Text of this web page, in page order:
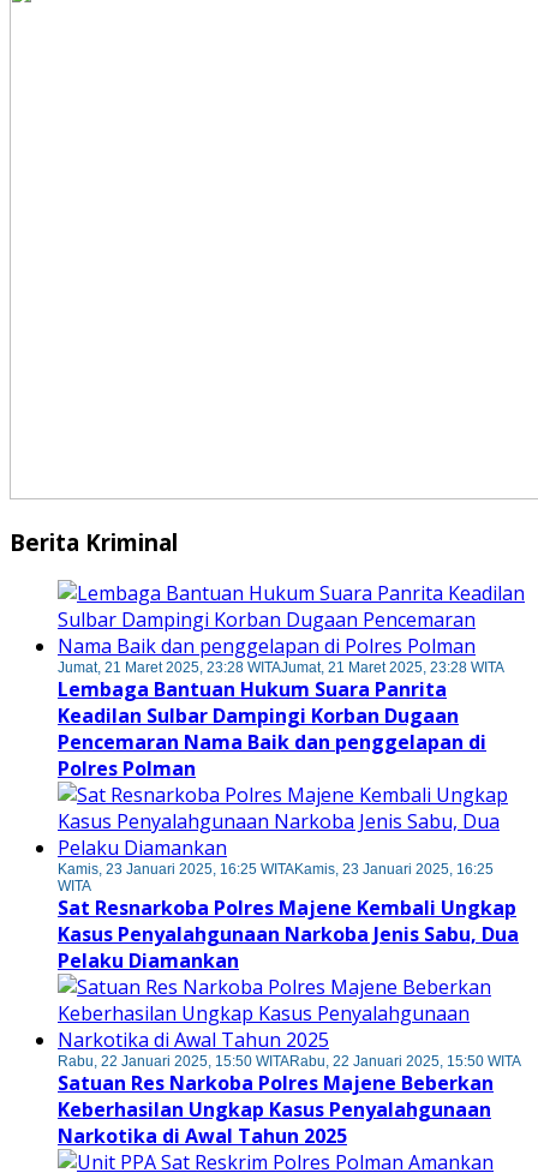
Berita Kriminal
Jumat, 21 Maret 2025, 23:28 WITAJumat, 21 Maret 2025, 23:28 WITA
Lembaga Bantuan Hukum Suara Panrita
Keadilan Sulbar Dampingi Korban Dugaan
Pencemaran Nama Baik dan penggelapan di
Polres Polman
Kamis, 23 Januari 2025, 16:25 WITAKamis, 23 Januari 2025, 16:25
WITA
Sat Resnarkoba Polres Majene Kembali Ungkap
Kasus Penyalahgunaan Narkoba Jenis Sabu, Dua
Pelaku Diamankan
Rabu, 22 Januari 2025, 15:50 WITARabu, 22 Januari 2025, 15:50 WITA
Satuan Res Narkoba Polres Majene Beberkan
Keberhasilan Ungkap Kasus Penyalahgunaan
Narkotika di Awal Tahun 2025